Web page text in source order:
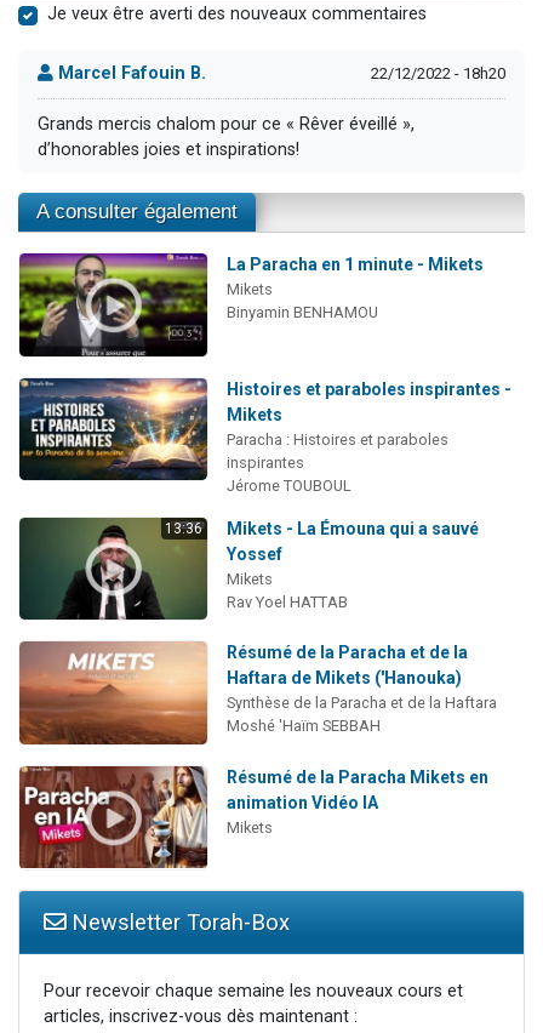
Je veux être averti des nouveaux commentaires
Marcel Fafouin B. 22/12/2022 - 18h20
Grands mercis chalom pour ce « Rêver éveillé »,
d’honorables joies et inspirations!
A consulter également
La Paracha en 1 minute - Mikets
Mikets
Binyamin BENHAMOU
Histoires et paraboles inspirantes -
Mikets
Paracha : Histoires et paraboles
inspirantes
Jérome TOUBOUL
13:36
Mikets - La Émouna qui a sauvé
Yossef
Mikets
Rav Yoel HATTAB
Résumé de la Paracha et de la
Haftara de Mikets ('Hanouka)
Synthèse de la Paracha et de la Haftara
Moshé 'Haïm SEBBAH
Résumé de la Paracha Mikets en
animation Vidéo IA
Mikets
Newsletter Torah-Box
Pour recevoir chaque semaine les nouveaux cours et
articles, inscrivez-vous dès maintenant :